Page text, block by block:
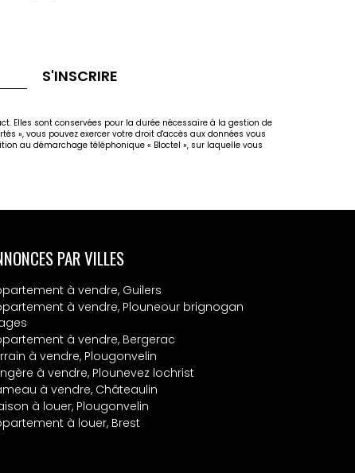
S'INSCRIRE
Elles sont conservées pour la durée nécessaire à la gestion de
», vous pouvez exercer votre droit d'accès aux données vous
au démarchage téléphonique « Bloctel », sur laquelle vous
PAR VILLES
à vendre, Guilers
à vendre, Plouneour brignogan
à vendre, Bergerac
à vendre, Plougonvelin
à vendre, Plounevez lochrist
à vendre, Châteaulin
à louer, Plougonvelin
à louer, Brest